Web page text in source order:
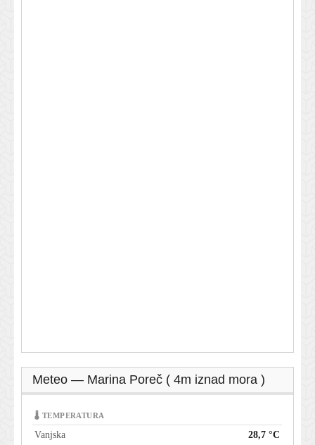
Meteo — Marina Poreč ( 4m iznad mora )
🌡 TEMPERATURA
Vanjska 28,7 °C